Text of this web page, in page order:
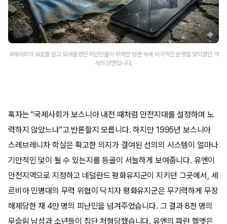
국제사회의 보호를 믿고 모여들었던 피난민들이 무력한 방관 속에 비극적인 운명을 맞이했던 역
사의 단면입니다.
혹자는 "국제사회가 보스니아 내전 때처럼 안전지대를 설정하며 노
력하지 않았느냐"고 반론할지 모릅니다. 하지만 1995년 보스니아
스레브레니차 학살은 확고한 의지가 결여된 선의의 시스템이 얼마나
기만적인 덫이 될 수 있는지를 등골이 서늘하게 보여줍니다. 유엔이
안전지역으로 지정하고 네덜란드 평화유지군이 지키던 그곳에서, 세
르비아 민병대의 무력 위협이 닥치자 평화유지군은 무기력하게 무장
해제당한 채 4만 명의 피난민을 넘겨주었습니다. 그 결과 8천 명의
무슬림 남성과 소년들이 집단 처형당했습니다. 유엔의 파란 헬멧은